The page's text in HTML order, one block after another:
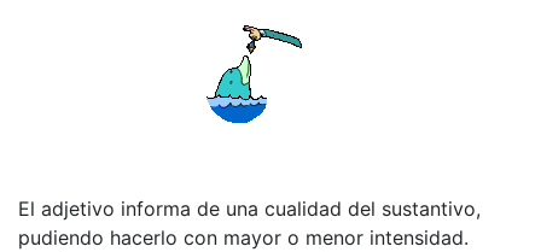
El adjetivo informa de una cualidad del sustantivo,
pudiendo hacerlo con mayor o menor intensidad.